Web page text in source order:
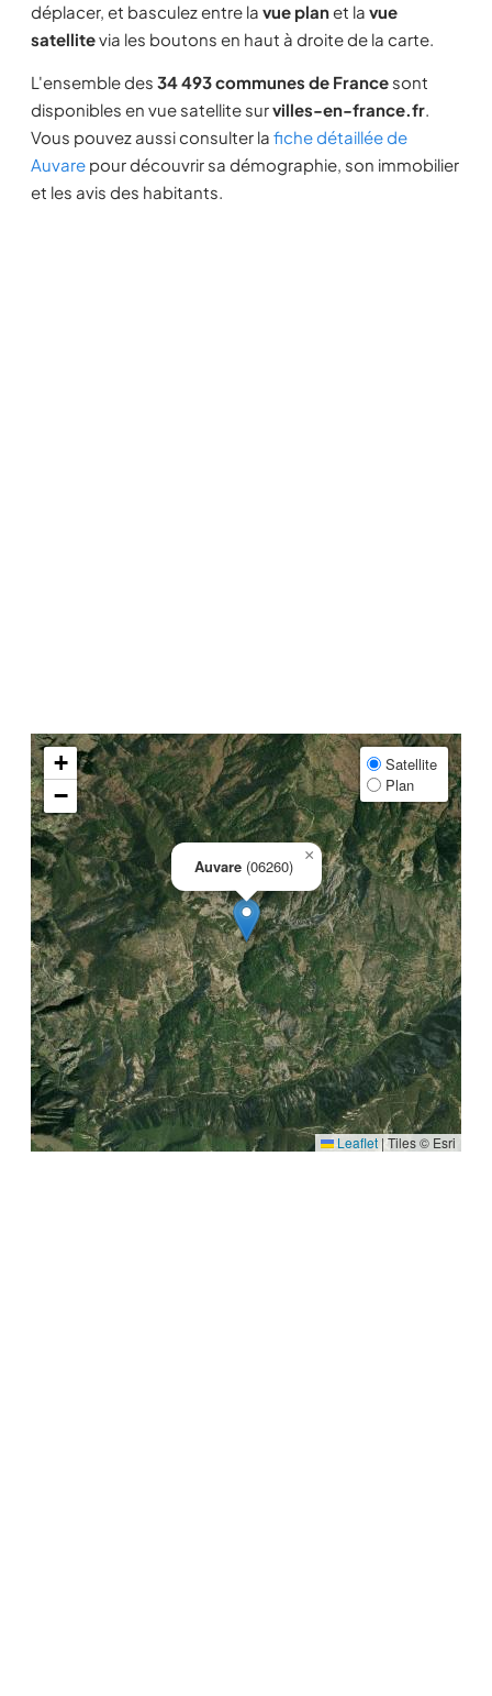
déplacer, et basculez entre la vue planet la vue
satellitevia les boutons en haut à droite de la carte.
L'ensemble des 34 493 communes de France sont
disponibles en vue satellite survilles-en-france.fr.
Vous pouvez aussi consulter la fiche détaillée de
Auvare pour découvrir sa démographie, son immobilier
et les avis des habitants.
Auvare (06260)
×
+
−
Satellite
Plan
Leaflet |Tiles © Esri